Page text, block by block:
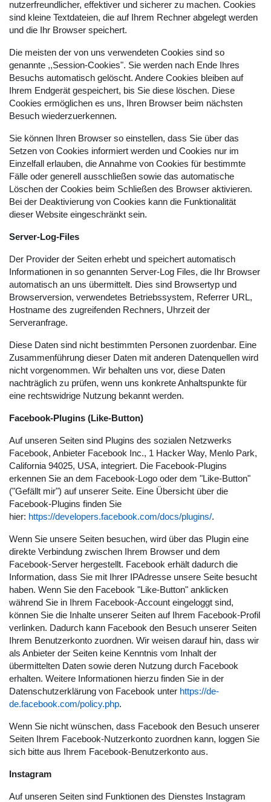
nutzerfreundlicher, effektiver und sicherer zu machen. Cookies
sind kleine Textdateien, die auf Ihrem Rechner abgelegt werden
und die Ihr Browser speichert.
Die meisten der von uns verwendeten Cookies sind so
genannte ,,Session-Cookies". Sie werden nach Ende Ihres
Besuchs automatisch gelöscht. Andere Cookies bleiben auf
Ihrem Endgerät gespeichert, bis Sie diese löschen. Diese
Cookies ermöglichen es uns, Ihren Browser beim nächsten
Besuch wiederzuerkennen.
Sie können Ihren Browser so einstellen, dass Sie über das
Setzen von Cookies informiert werden und Cookies nur im
Einzelfall erlauben, die Annahme von Cookies für bestimmte
Fälle oder generell ausschließen sowie das automatische
Löschen der Cookies beim Schließen des Browser aktivieren.
Bei der Deaktivierung von Cookies kann die Funktionalität
dieser Website eingeschränkt sein.
Server-Log-Files
Der Provider der Seiten erhebt und speichert automatisch
Informationen in so genannten Server-Log Files, die Ihr Browser
automatisch an uns übermittelt. Dies sind Browsertyp und
Browserversion, verwendetes Betriebssystem, Referrer URL,
Hostname des zugreifenden Rechners, Uhrzeit der
Serveranfrage.
Diese Daten sind nicht bestimmten Personen zuordenbar. Eine
Zusammenführung dieser Daten mit anderen Datenquellen wird
nicht vorgenommen. Wir behalten uns vor, diese Daten
nachträglich zu prüfen, wenn uns konkrete Anhaltspunkte für
eine rechtswidrige Nutzung bekannt werden.
Facebook-Plugins (Like-Button)
Auf unseren Seiten sind Plugins des sozialen Netzwerks
Facebook, Anbieter Facebook Inc., 1 Hacker Way, Menlo Park,
California 94025, USA, integriert. Die Facebook-Plugins
erkennen Sie an dem Facebook-Logo oder dem "Like-Button"
("Gefällt mir") auf unserer Seite. Eine Übersicht über die
Facebook-Plugins finden Sie
hier: https://developers.facebook.com/docs/plugins/.
Wenn Sie unsere Seiten besuchen, wird über das Plugin eine
direkte Verbindung zwischen Ihrem Browser und dem
Facebook-Server hergestellt. Facebook erhält dadurch die
Information, dass Sie mit Ihrer IPAdresse unsere Seite besucht
haben. Wenn Sie den Facebook "Like-Button" anklicken
während Sie in Ihrem Facebook-Account eingeloggt sind,
können Sie die Inhalte unserer Seiten auf Ihrem Facebook-Profil
verlinken. Dadurch kann Facebook den Besuch unserer Seiten
Ihrem Benutzerkonto zuordnen. Wir weisen darauf hin, dass wir
als Anbieter der Seiten keine Kenntnis vom Inhalt der
übermittelten Daten sowie deren Nutzung durch Facebook
erhalten. Weitere Informationen hierzu finden Sie in der
Datenschutzerklärung von Facebook unter https://de-
de.facebook.com/policy.php.
Wenn Sie nicht wünschen, dass Facebook den Besuch unserer
Seiten Ihrem Facebook-Nutzerkonto zuordnen kann, loggen Sie
sich bitte aus Ihrem Facebook-Benutzerkonto aus.
Instagram
Auf unseren Seiten sind Funktionen des Dienstes Instagram